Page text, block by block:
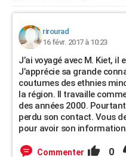
rirourad
16 févr. 2017 à 10:23
J’ai voyagé avec M. Kiet,
J’apprécie sa grande
coutumes des ethnies
la région. Il travaille
des années 2000.
perdu son contact. Vous
pour avoir son
Commenter 0